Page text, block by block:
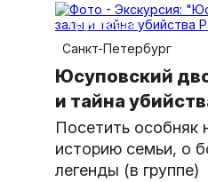
групповая
Санкт-Петербург
Юсуповский
и тайна
Посетить особняк
историю семьи, о
легенды (в группе)